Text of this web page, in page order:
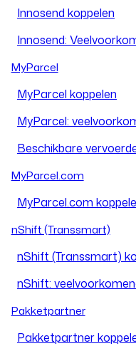
Innosend koppelen
Innosend:
MyParcel
MyParcel koppelen
MyParcel:
Beschikbare
MyParcel.com
MyParcel.com
nShift (Transsmart)
nShift (Transsmart)
nShift:
Pakketpartner
Pakketpartner